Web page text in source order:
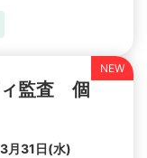
監査 個
月31日(水)